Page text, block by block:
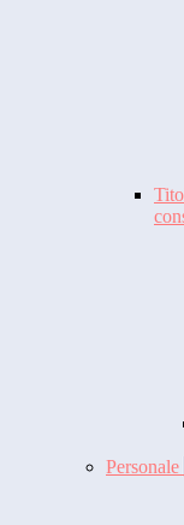
Personale